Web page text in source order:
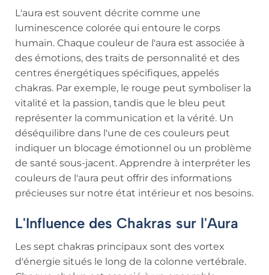
L'aura est souvent décrite comme une
luminescence colorée qui entoure le corps
humain. Chaque couleur de l'aura est associée à
des émotions, des traits de personnalité et des
centres énergétiques spécifiques, appelés
chakras. Par exemple, le rouge peut symboliser la
vitalité et la passion, tandis que le bleu peut
représenter la communication et la vérité. Un
déséquilibre dans l'une de ces couleurs peut
indiquer un blocage émotionnel ou un problème
de santé sous-jacent. Apprendre à interpréter les
couleurs de l'aura peut offrir des informations
précieuses sur notre état intérieur et nos besoins.
L'Influence des Chakras sur l'Aura
Les sept chakras principaux sont des vortex
d'énergie situés le long de la colonne vertébrale.